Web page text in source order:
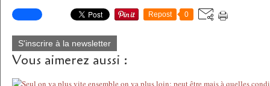
Repost 0
S'inscrire à la newsletter
Vous aimerez aussi :